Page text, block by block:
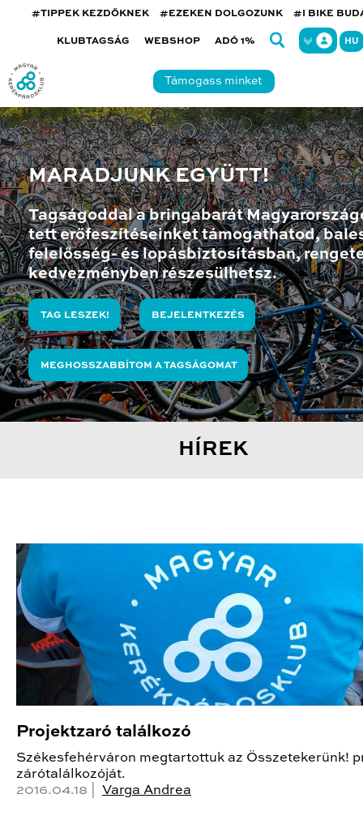
#TIPPEK KEZDŐKNEK #EZEKEN DOLGOZUNK #I BIKE
KLUBTAGSÁG WEBSHOP ADÓ 1% HU
Támogass minket
MARADJUNK EGYÜTT!
Tagságoddal a bringabarát
tett erőfeszítéseinket támogathatod,
felelősség- és lopásbiztosításban,
kedvezményben részesülhetsz.
TAG LESZEK! BEJELENTKEZÉS
MEGHOSSZABBÍTOM A TAGSÁGOMAT
HÍREK
Projektzaró találkozó
Székesfehérváron megtartottuk az Összetekerünk!
zárótalálkozóját.
2016.04.18 | Varga Andrea